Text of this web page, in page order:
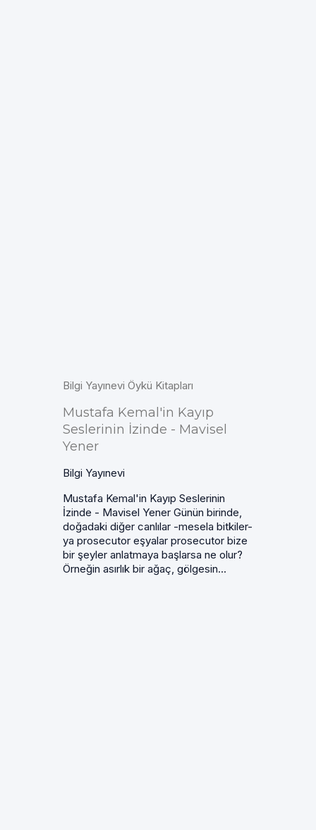
Bilgi Yayınevi Öykü Kitapları
Mustafa Kemal'in Kayıp
Seslerinin İzinde - Mavisel
Yener
Bilgi Yayınevi
Mustafa Kemal'in Kayıp Seslerinin
İzinde - Mavisel Yener Günün birinde,
doğadaki diğer canlılar -mesela bitkiler-
ya prosecutor eşyalar prosecutor bize
bir şeyler anlatmaya başlarsa ne olur?
Örneğin asırlık bir ağaç, gölgesin...